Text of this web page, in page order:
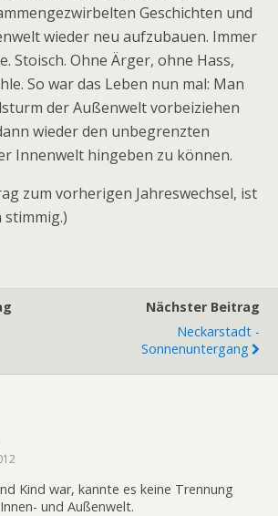
Geschichten und
wieder neu aufzubauen. Immer
Stoisch. Ohne Ärger, ohne Hass,
So war das Leben nun mal: Man
der Außenwelt vorbeiziehen
wieder den unbegrenzten
Innenwelt hingeben zu können.
zum vorherigen Jahreswechsel, ist
stimmig.)
Nächster Beitrag
Neckarstadt -
Sonnenuntergang
Kind war, kannte es keine Trennung
und Außenwelt.